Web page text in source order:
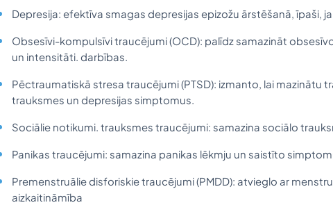
Depresija: efektīva smagas depresijas epizožu ārstēšanā, īpaši,
Obsesīvi-kompulsīvi traucējumi (OCD): palīdz samazināt
un intensitāti. darbības.
Pēctraumatiskā stresa traucējumi (PTSD): izmanto, lai mazinātu
trauksmes un depresijas simptomus.
Sociālie notikumi. trauksmes traucējumi: samazina sociālo
Panikas traucējumi: samazina panikas lēkmju un saistīto
Premenstruālie disforiskie traucējumi (PMDD): atvieglo ar
aizkaitināmība